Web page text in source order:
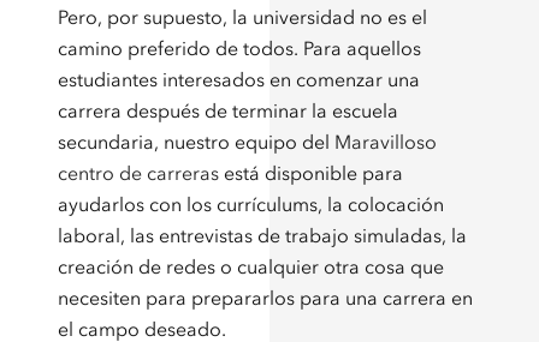
Pero, por supuesto, la universidad no es el
camino preferido de todos. Para aquellos
estudiantes interesados en comenzar una
carrera después de terminar la escuela
secundaria, nuestro equipo del Maravilloso
centro de carreras está disponible para
ayudarlos con los currículums, la colocación
laboral, las entrevistas de trabajo simuladas, la
creación de redes o cualquier otra cosa que
necesiten para prepararlos para una carrera en
el campo deseado.